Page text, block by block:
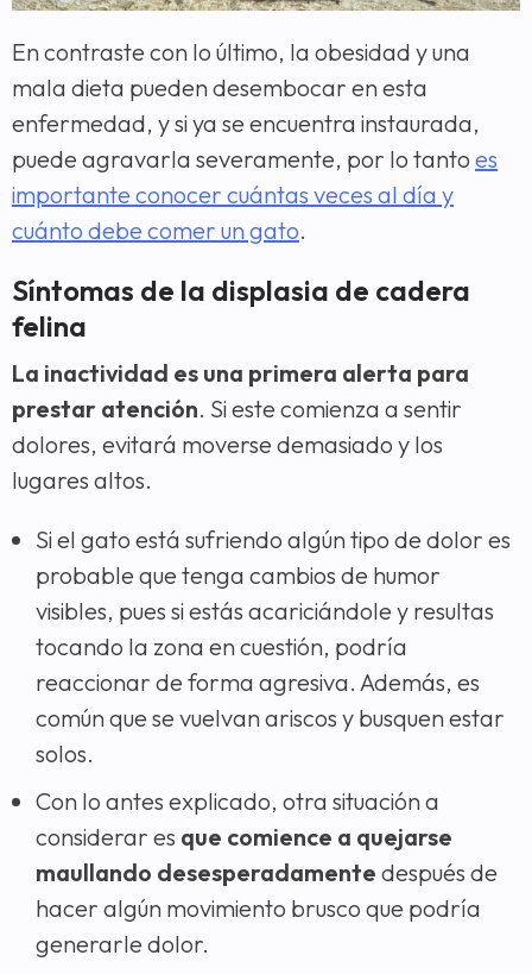
En contraste con lo último, la obesidad y una
mala dieta pueden desembocar en esta
enfermedad, y si ya se encuentra instaurada,
puede agravarla severamente, por lo tanto es
importante conocer cuántas veces al día y
cuánto debe comer un gato.
Síntomas de la displasia de cadera
felina
La inactividad es una primera alerta para
prestar atención. Si este comienza a sentir
dolores, evitará moverse demasiado y los
lugares altos.
Si el gato está sufriendo algún tipo de dolor es
probable que tenga cambios de humor
visibles, pues si estás acariciándole y resultas
tocando la zona en cuestión, podría
reaccionar de forma agresiva. Además, es
común que se vuelvan ariscos y busquen estar
solos.
Con lo antes explicado, otra situación a
considerar es que comience a quejarse
maullando desesperadamente después de
hacer algún movimiento brusco que podría
generarle dolor.